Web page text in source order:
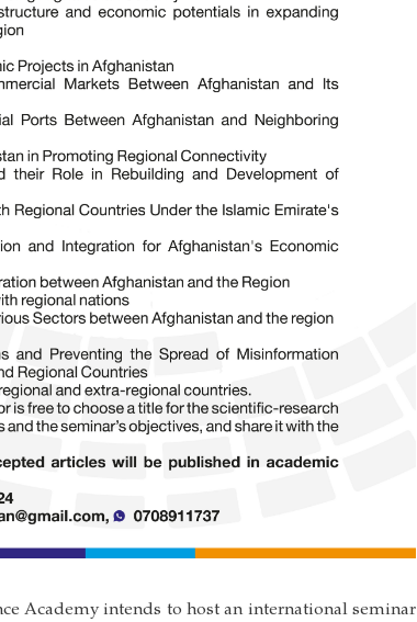
Academy intends to host an international seminar